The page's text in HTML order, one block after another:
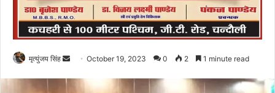
मृत्युंजय सिंह
Send
email
October 19, 2023 0 2 1 minute read